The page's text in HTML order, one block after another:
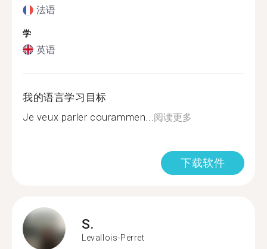
法语
学
英语
我的语言学习目标
Je veux parler courammen... 阅读更多
下载软件
S.
Levallois-Perret